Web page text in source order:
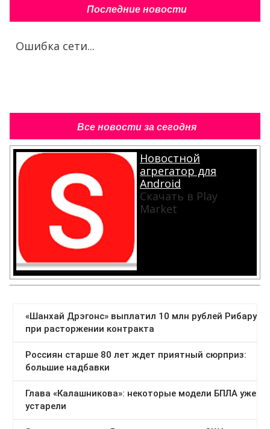
Последние новости
Ошибка сети...
Все новости за сегодня
Новостной
агрегатор для
Android
Скачать в Play
Market